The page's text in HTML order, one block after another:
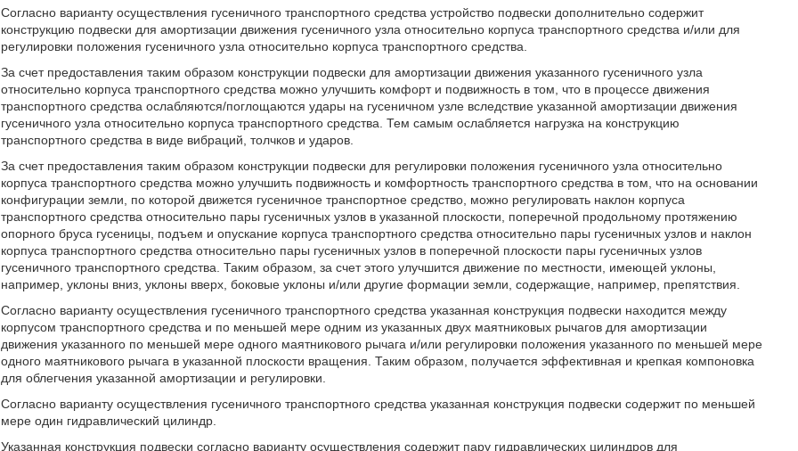
Согласно варианту осуществления гусеничного транспортного средства устройство подвески дополнительно содержит
конструкцию подвески для амортизации движения гусеничного узла относительно корпуса транспортного средства и/или для
регулировки положения гусеничного узла относительно корпуса транспортного средства.
За счет предоставления таким образом конструкции подвески для амортизации движения указанного гусеничного узла
относительно корпуса транспортного средства можно улучшить комфорт и подвижность в том, что в процессе движения
транспортного средства ослабляются/поглощаются удары на гусеничном узле вследствие указанной амортизации движения
гусеничного узла относительно корпуса транспортного средства. Тем самым ослабляется нагрузка на конструкцию
транспортного средства в виде вибраций, толчков и ударов.
За счет предоставления таким образом конструкции подвески для регулировки положения гусеничного узла относительно
корпуса транспортного средства можно улучшить подвижность и комфортность транспортного средства в том, что на основании
конфигурации земли, по которой движется гусеничное транспортное средство, можно регулировать наклон корпуса
транспортного средства относительно пары гусеничных узлов в указанной плоскости, поперечной продольному протяжению
опорного бруса гусеницы, подъем и опускание корпуса транспортного средства относительно пары гусеничных узлов и наклон
корпуса транспортного средства относительно пары гусеничных узлов в поперечной плоскости пары гусеничных узлов
гусеничного транспортного средства. Таким образом, за счет этого улучшится движение по местности, имеющей уклоны,
например, уклоны вниз, уклоны вверх, боковые уклоны и/или другие формации земли, содержащие, например, препятствия.
Согласно варианту осуществления гусеничного транспортного средства указанная конструкция подвески находится между
корпусом транспортного средства и по меньшей мере одним из указанных двух маятниковых рычагов для амортизации
движения указанного по меньшей мере одного маятникового рычага и/или регулировки положения указанного по меньшей мере
одного маятникового рычага в указанной плоскости вращения. Таким образом, получается эффективная и крепкая компоновка
для облегчения указанной амортизации и регулировки.
Согласно варианту осуществления гусеничного транспортного средства указанная конструкция подвески содержит по меньшей
мере один гидравлический цилиндр.
Указанная конструкция подвески согласно варианту осуществления содержит пару гидравлических цилиндров для